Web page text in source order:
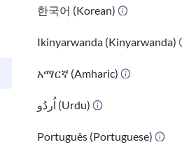
한국어 (Korean)
Ikinyarwanda (Kinyarwanda)
አማርኛ (Amharic)
اُردُو (Urdu)
Português (Portuguese)
za nyota *) na una visa halali
Card (Wakazi halali wa kudumu)